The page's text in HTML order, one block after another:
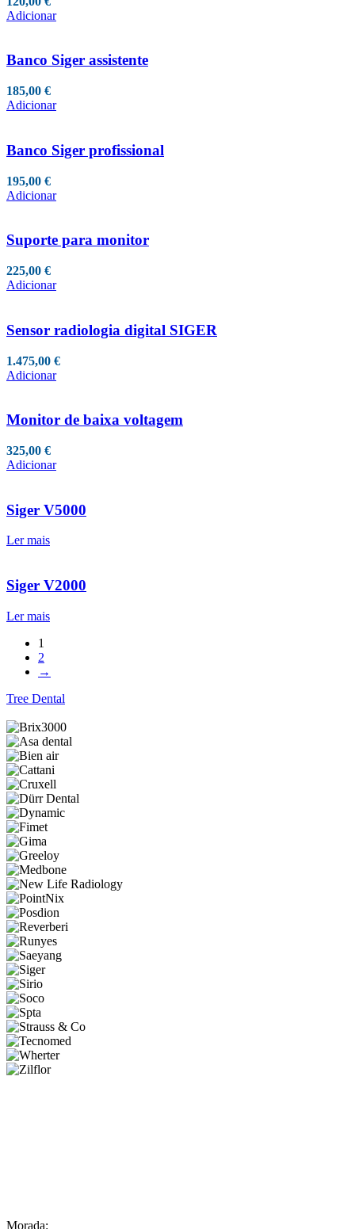
Adicionar
Banco Siger assistente
185,00 €
Adicionar
Banco Siger profissional
195,00 €
Adicionar
Suporte para monitor
225,00 €
Adicionar
Sensor radiologia digital SIGER
1.475,00 €
Adicionar
Monitor de baixa voltagem
325,00 €
Adicionar
Siger V5000
Ler mais
Siger V2000
Ler mais
1
2
→
Tree Dental
Morada: